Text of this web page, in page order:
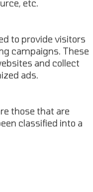
etc.
to provide visitors
campaigns. These
and collect
ads.
those that are
classified into a